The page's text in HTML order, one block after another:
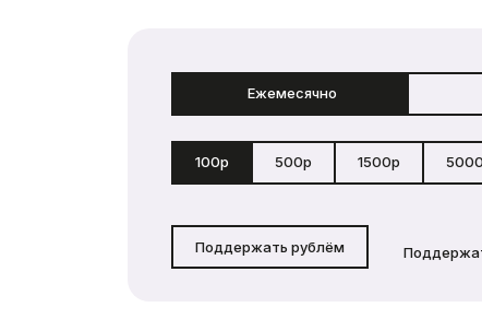
Ежемесячно
100р 500р 1500р
Поддержать рублём